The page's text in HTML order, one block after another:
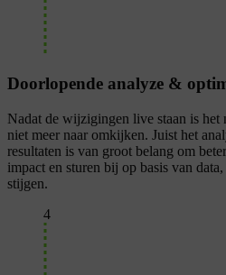
Doorlopende analyze &
Nadat de wijzigingen live staan is
niet meer naar omkijken. Juist het
resultaten is van groot belang om
impact en sturen bij op basis van
stijgen.
4